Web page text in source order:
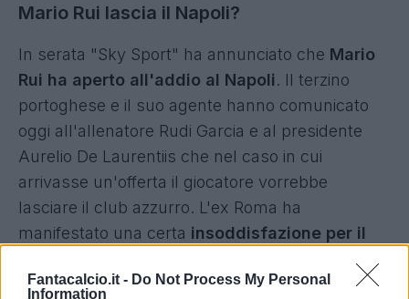
Fantacalcio.it - Do Not Process My Personal
Information
Mario Rui lascia il Napoli?
In serata "Sky Sport" ha annunciato che Mario
Rui ha aperto all'addio al Napoli. Il terzino
portoghese e il suo agente hanno comunicato
oggi all'allenatore Rudi Garcia e al presidente
Aurelio De Laurentiis che nel caso in cui
arrivasse un'offerta il giocatore vorrebbe
lasciare il club azzurro. L'ex Roma ha
manifestato una certa insoddisfazione per il
2025) e non ancora arrivato. Mario Rui avrebbe